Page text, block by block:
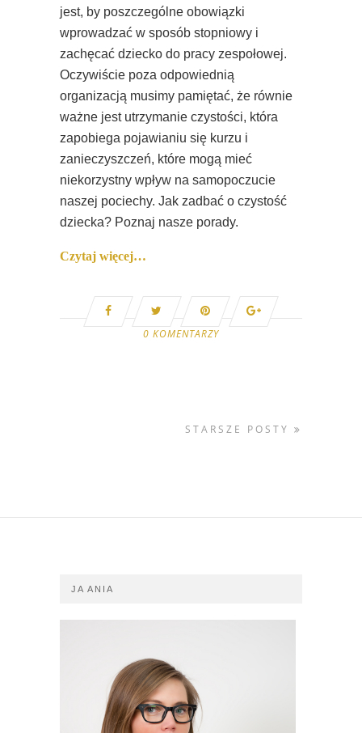
jest, by poszczególne obowiązki
wprowadzać w sposób stopniowy i
zachęcać dziecko do pracy zespołowej.
Oczywiście poza odpowiednią
organizacją musimy pamiętać, że równie
ważne jest utrzymanie czystości, która
zapobiega pojawianiu się kurzu i
zanieczyszczeń, które mogą mieć
niekorzystny wpływ na samopoczucie
naszej pociechy. Jak zadbać o czystość
dziecka? Poznaj nasze porady.
Czytaj więcej…
0 KOMENTARZY
STARSZE POSTY
JA ANIA